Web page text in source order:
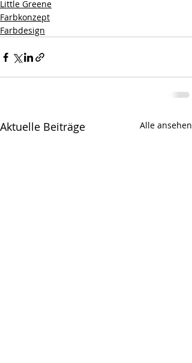
Little Greene
Farbkonzept
Farbdesign
Aktuelle Beiträge Alle ansehen